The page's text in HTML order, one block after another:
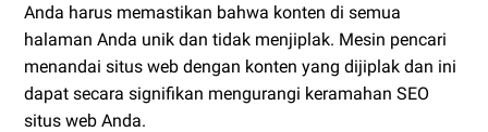
Anda harus memastikan bahwa konten di semua
halaman Anda unik dan tidak menjiplak. Mesin pencari
menandai situs web dengan konten yang dijiplak dan ini
dapat secara signifikan mengurangi keramahan SEO
situs web Anda.